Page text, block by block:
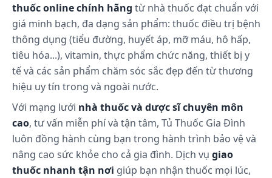
Liều dùng
Thoa MedSkin Fusi lên vùng da bị tổn thương 2 - 3
lần/ ngày, trong vòng 7 ngày.
Trong điều trị mụn trứng cá thời gian điều trị có thể
lâu hơn.
Hoặc theo chỉ dẫn của thầy thuốc.
Lưu ý: Liều dùng trên chỉ mang tính chất tham
khảo. Liều dùng cụ thể tùy thuộc vào thể trạng và
mức độ diễn tiến của bệnh. Để có liều dùng phù
hợp, bạn cần tham khảo ý kiến bác sĩ hoặc chuyên
thuốc online chính hãng từ nhà thuốc đạt chuẩn với
giá minh bạch, đa dạng sản phẩm: thuốc điều trị bệnh
thông dụng (tiểu đường, huyết áp, mỡ máu, hô hấp,
tiêu hóa...), vitamin, thực phẩm chức năng, thiết bị y
tế và các sản phẩm chăm sóc sắc đẹp đến từ thương
hiệu uy tín trong và ngoài nước.
Với mạng lưới nhà thuốc và dược sĩ chuyên môn
cao, tư vấn miễn phí và tận tâm, Tủ Thuốc Gia Đình
luôn đồng hành cùng bạn trong hành trình bảo vệ và
nâng cao sức khỏe cho cả gia đình. Dịch vụ giao
thuốc nhanh tận nơi giúp bạn nhận thuốc mọi lúc,